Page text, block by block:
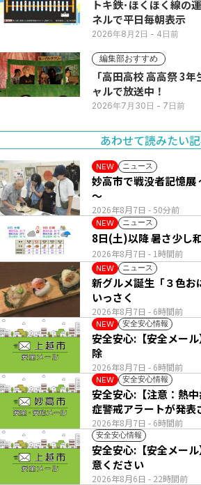
トキ鉄･ほくほく線の運行案内
ネルで平日毎朝表示
2026年8月2日 - 4日前
編集部おすすめ
「高田高校 高高祭 3
ャルで放送中！
2026年7月30日 - 7日前
あわせて読みたい
NEW ニュース
2026年8月7日 - 50分前
妙高市で戦没者記憶展
～
NEW ニュース
2026年8月7日 - 1時間前
8日(土)以降
NEW ニュース
2026年8月7日 - 6時間前
新グルメ誕生「３色
いっさく
NEW 安全安心情報
2026年8月7日 - 6時間前
安全安心:【安全メー
除
NEW 安全安心情報
2026年8月7日 - 6時間前
安全安心:【注意：熱
症警戒アラートが発表
安全安心情報
2026年8月6日 - 22時間前
安全安心:【安全メー
意ください